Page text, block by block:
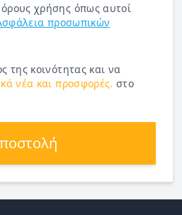
χρήσης όπως αυτοί
προσωπικών
της κοινότητας και να
νέα και προσφορές. στο